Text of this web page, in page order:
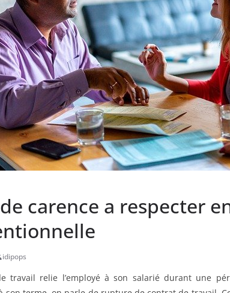
carence a respecter
idipops
travail relie l’employé à son salarié durant une